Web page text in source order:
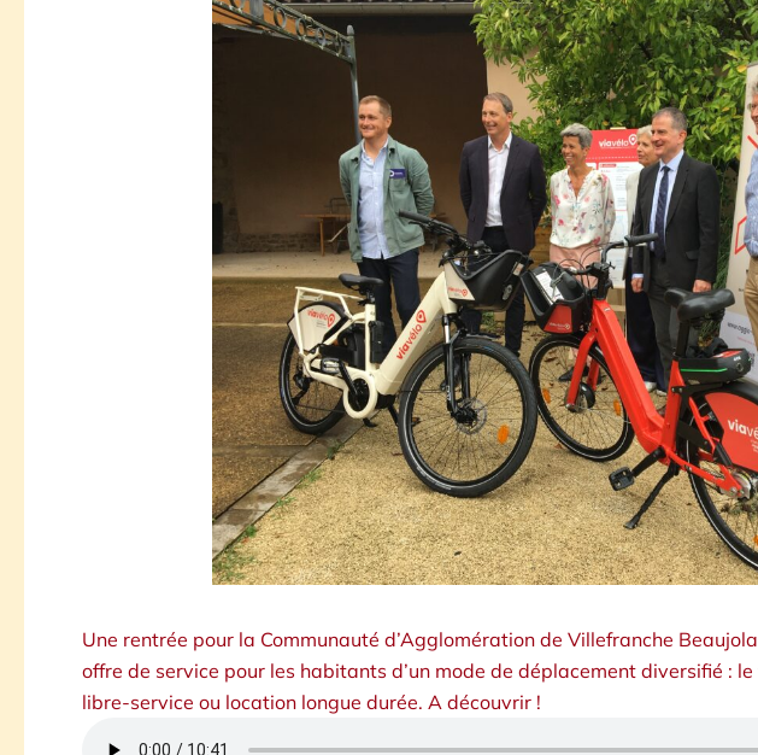
Une rentrée pour la Communauté d’Agglomération de Villefranche
offre de service pour les habitants d’un mode de déplacement diversifié :
libre-service ou location longue durée. A découvrir !